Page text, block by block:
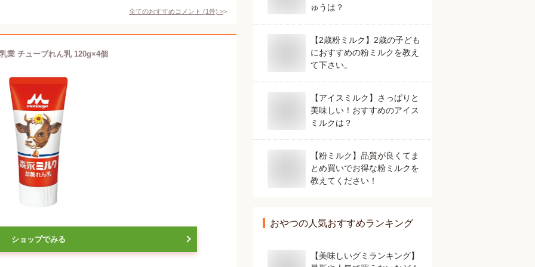
全てのおすすめコメント (1件) >
業 チューブれん乳 120g×4個
ショップでみる
ゅうは？
【2歳粉ミルク】2歳の子ども
におすすめの粉ミルクを教え
て下さい。
【アイスミルク】さっぱりと
美味しい！おすすめのアイス
ミルクは？
【粉ミルク】品質が良くてま
とめ買いでお得な粉ミルクを
教えてください！
おやつの人気おすすめランキング
【美味しいグミランキング】